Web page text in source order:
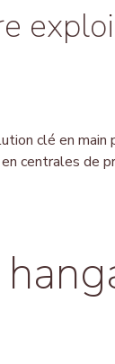
clé en main
centrales de